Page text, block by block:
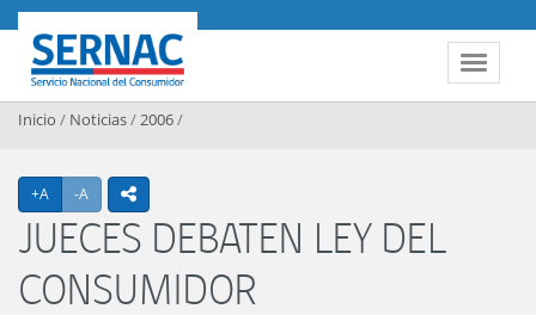
Contenido principal
Toggle
SERNAC
Inicio / Noticias/2006/
+A Agrandar texto
-A Achicar textoicono compartir
JUECES DEBATEN LEY DEL
CONSUMIDOR